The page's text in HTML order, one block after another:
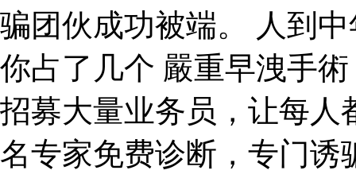
骗团伙成功被端。 人到
你占了几个 嚴重早洩手
招募大量业务员，让每人
名专家免费诊断，专门诱